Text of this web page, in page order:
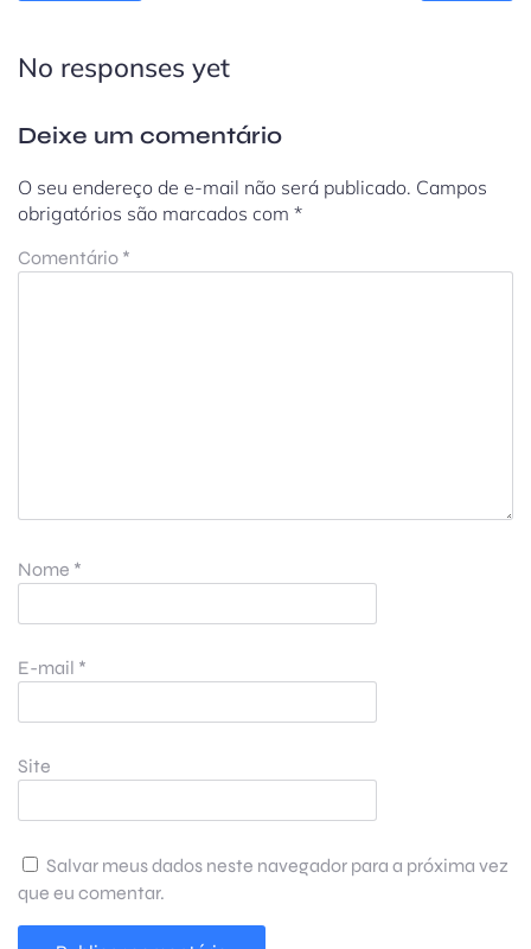
No responses yet
Deixe um comentário
O seu endereço de e-mail não será publicado. Campos
obrigatórios são marcados com *
Comentário *
Nome *
E-mail *
Site
Salvar meus dados neste navegador para a próxima vez
que eu comentar.